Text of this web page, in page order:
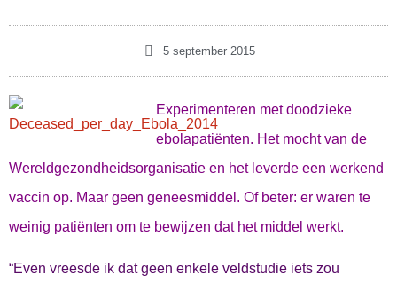
5 september 2015
Experimenteren met doodzieke
ebolapatiënten. Het mocht van de
Wereldgezondheidsorganisatie en het leverde een werkend
vaccin op. Maar geen geneesmiddel. Of beter: er waren te
weinig patiënten om te bewijzen dat het middel werkt.
“Even vreesde ik dat geen enkele veldstudie iets zou